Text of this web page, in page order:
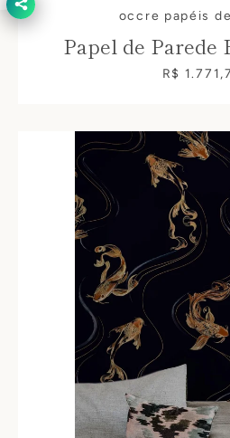
occre papéis
Papel de Parede
R$